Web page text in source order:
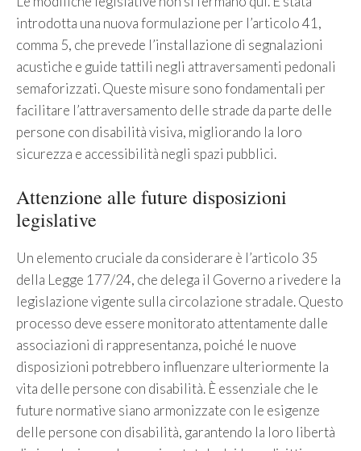
introdotta una nuova formulazione per l’articolo 41,
comma 5, che prevede l’installazione di segnalazioni
acustiche e guide tattili negli attraversamenti pedonali
semaforizzati. Queste misure sono fondamentali per
facilitare l’attraversamento delle strade da parte delle
persone con disabilità visiva, migliorando la loro
sicurezza e accessibilità negli spazi pubblici.
Attenzione alle future disposizioni
legislative
Un elemento cruciale da considerare è l’articolo 35
della Legge 177/24, che delega il Governo a rivedere la
legislazione vigente sulla circolazione stradale. Questo
processo deve essere monitorato attentamente dalle
associazioni di rappresentanza, poiché le nuove
disposizioni potrebbero influenzare ulteriormente la
vita delle persone con disabilità. È essenziale che le
future normative siano armonizzate con le esigenze
delle persone con disabilità, garantendo la loro libertà